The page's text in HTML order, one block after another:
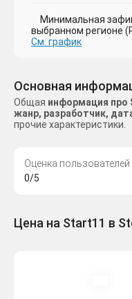
Минимальная
выбранном регионе
См. график
Основная
Общая информация про
жанр, разработчик,
прочие характеристики.
Оценка
0/5
Цена на Start11 в